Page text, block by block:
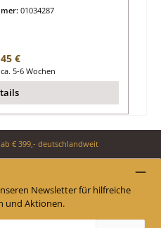
01034287
Preis:
€
5-6 Wochen
€ 399,- deutschlandweit
Newsletter für hilfreiche
und Aktionen.